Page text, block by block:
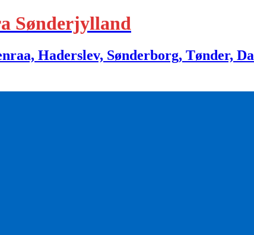
Sønderjylland
Haderslev, Sønderborg, Tønder,